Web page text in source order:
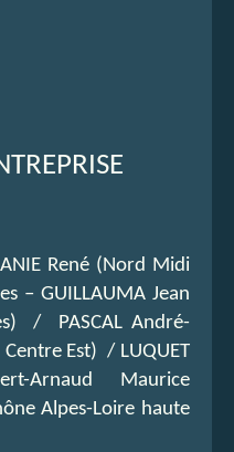
René (Nord Midi
– GUILLAUMA Jean
/ PASCAL André-
Centre Est) / LUQUET
Arnaud Maurice
Alpes-Loire haute